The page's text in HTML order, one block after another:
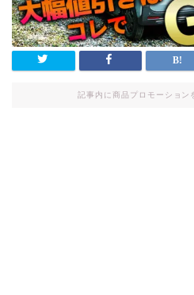
記事内に商品プロモーション